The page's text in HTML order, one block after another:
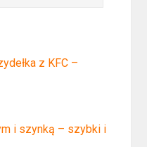
z KFC –
i szynką – szybki i